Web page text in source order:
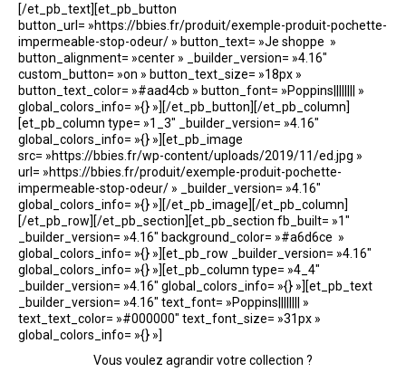
[/et_pb_text][et_pb_button
button_url= »https://bbies.fr/produit/exemple-produit-pochette-
impermeable-stop-odeur/ » button_text= »Je shoppe »
button_alignment= »center » _builder_version= »4.16″
custom_button= »on » button_text_size= »18px »
button_text_color= »#aad4cb » button_font= »Poppins|||||||| »
global_colors_info= »{} »][/et_pb_button][/et_pb_column]
[et_pb_column type= »1_3″ _builder_version= »4.16″
global_colors_info= »{} »][et_pb_image
src= »https://bbies.fr/wp-content/uploads/2019/11/ed.jpg »
url= »https://bbies.fr/produit/exemple-produit-pochette-
impermeable-stop-odeur/ » _builder_version= »4.16″
global_colors_info= »{} »][/et_pb_image][/et_pb_column]
[/et_pb_row][/et_pb_section][et_pb_section fb_built= »1″
_builder_version= »4.16″ background_color= »#a6d6ce »
global_colors_info= »{} »][et_pb_row _builder_version= »4.16″
global_colors_info= »{} »][et_pb_column type= »4_4″
_builder_version= »4.16″ global_colors_info= »{} »][et_pb_text
_builder_version= »4.16″ text_font= »Poppins|||||||| »
text_text_color= »#000000″ text_font_size= »31px »
global_colors_info= »{} »]
Vous voulez agrandir votre collection ?